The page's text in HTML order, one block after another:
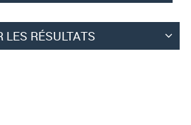
LES RÉSULTATS